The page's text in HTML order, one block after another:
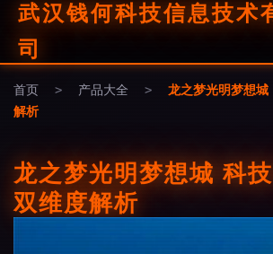
武汉钱何科技信息技术
司
首页 > 产品大全 >
龙之梦光明梦想
解析
龙之梦光明梦想城 科
双维度解析